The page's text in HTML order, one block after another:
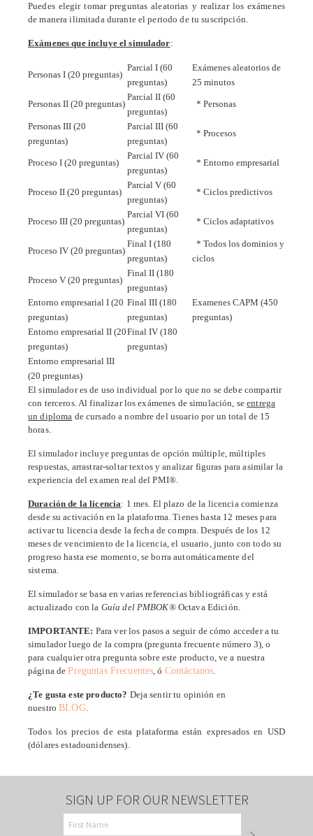
Puedes elegir tomar preguntas aleatorias y realizar los exámenes
de manera ilimitada durante el periodo de tu suscripción.
Exámenes que incluye el simulador:
Personas I (20 preguntas)
Parcial I (60
preguntas)
Exámenes aleatorios de
25 minutos
Personas II (20 preguntas)
Parcial II (60
preguntas)
* Personas
Personas III (20
preguntas)
Parcial III (60
preguntas)
* Procesos
Proceso I (20 preguntas)
Parcial IV (60
preguntas)
* Entorno empresarial
Proceso II (20 preguntas)
Parcial V (60
preguntas)
* Ciclos predictivos
Proceso III (20 preguntas)
Parcial VI (60
preguntas)
* Ciclos adaptativos
Proceso IV (20 preguntas)
Final I (180
preguntas)
* Todos los dominios y
ciclos
Proceso V (20 preguntas)
Final II (180
preguntas)
Entorno empresarial I (20
preguntas)
Final III (180
preguntas)
Examenes CAPM (450
preguntas)
Entorno empresarial II (20
preguntas)
Final IV (180
preguntas)
Entorno empresarial III
(20 preguntas)
El simulador es de uso individual por lo que no se debe compartir
con terceros. Al finalizar los exámenes de simulación, seentrega
un diploma de cursado a nombre del usuario por un total de 15
horas.
El simulador incluye preguntas de opción múltiple, múltiples
respuestas, arrastrar-soltar textos y analizar figuras para asimilar la
experiencia del examen real del PMI®.
Duración de la licencia: 1 mes. El plazo de la licencia comienza
desde su activación en la plataforma. Tienes hasta 12 meses para
activar tu licencia desde la fecha de compra. Después de los 12
meses de vencimiento de la licencia, el usuario, junto con todo su
progreso hasta ese momento, se borra automáticamente del
sistema.
El simulador se basa en varias referencias bibliográficas y está
actualizado con la Guía del PMBOK®Octava Edición.
IMPORTANTE: Para ver los pasos a seguir de cómo acceder a tu
simulador luego de la compra (pregunta frecuente número 3), o
para cualquier otra pregunta sobre este producto, ve a nuestra
página dePreguntas Frecuentes, ó Contáctanos.
¿Te gusta este producto? Deja sentir tu opinión en
nuestroBLOG.
Todos los precios de esta plataforma están expresados en USD
(dólares estadounidenses).
SIGN UP FOR OUR NEWSLETTER